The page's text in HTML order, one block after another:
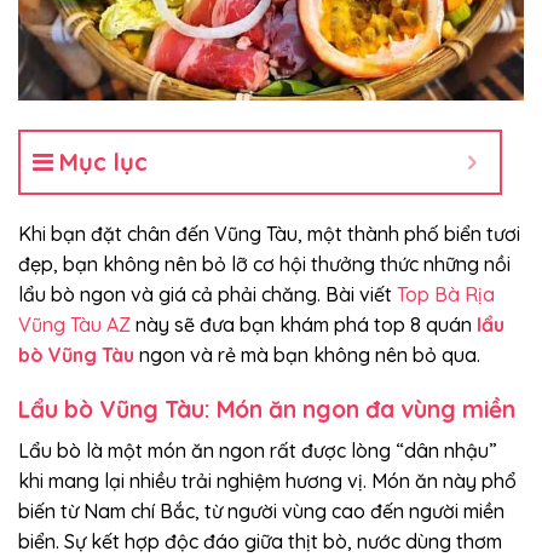
Mục lục
Khi bạn đặt chân đến Vũng Tàu, một thành phố biển tươi
đẹp, bạn không nên bỏ lỡ cơ hội thưởng thức những nồi
lẩu bò ngon và giá cả phải chăng. Bài viết Top Bà Rịa
Vũng Tàu AZ này sẽ đưa bạn khám phá top 8 quán lẩu
bò Vũng Tàu ngon và rẻ mà bạn không nên bỏ qua.
Lẩu bò Vũng Tàu: Món ăn ngon đa vùng miền
Lẩu bò là một món ăn ngon rất được lòng “dân nhậu”
khi mang lại nhiều trải nghiệm hương vị. Món ăn này phổ
biến từ Nam chí Bắc, từ người vùng cao đến người miền
biển. Sự kết hợp độc đáo giữa thịt bò, nước dùng thơm